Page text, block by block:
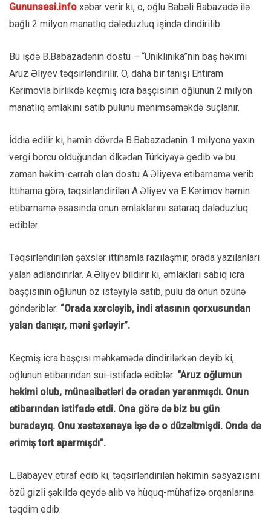
Gununsesi.info xəbər verir ki, o, oğlu Babəli Babazadə ilə
bağlı 2 milyon manatlıq dələduzluq işində dindirilib.
Bu işdə B.Babazadənin dostu – “Uniklinika”nın baş həkimi
Aruz Əliyev təqsirləndirilir. O, daha bir tanışı Ehtiram
Kərimovla birlikdə keçmiş icra başçısının oğlunun 2 milyon
manatlıq əmlakını satıb pulunu mənimsəməkdə suçlanır.
İddia edilir ki, həmin dövrdə B.Babazadənin 1 milyona yaxın
vergi borcu olduğundan ölkədən Türkiyəyə gedib və bu
zaman həkim-cərrah olan dostu A.Əliyevə etibarnamə verib.
İttihama görə, təqsirləndirilən A.Əliyev və E.Kərimov həmin
etibarnamə əsasında onun əmlaklarını sataraq dələduzluq
ediblər.
Təqsirləndirilən şəxslər ittihamla razılaşmır, orada yazılanları
yalan adlandırırlar. A.Əliyev bildirir ki, əmlakları sabiq icra
başçısının oğlunun öz istəyiylə satıb, pulu da onun özünə
göndəriblər: “Orada xərcləyib, indi atasının qorxusundan
yalan danışır, məni şərləyir”.
Keçmiş icra başçısı məhkəmədə dindirilərkən deyib ki,
oğlunun etibarından sui-istifadə ediblər: “Aruz oğlumun
həkimi olub, münasibətləri də oradan yaranmışdı. Onun
etibarından istifadə etdi. Ona görə də biz bu gün
buradayıq. Onu xəstəxanaya işə də o düzəltmişdi. Onda da
ərimiş tort aparmışdı”.
L.Babayev etiraf edib ki, təqsirləndirilən həkimin səsyazısını
özü gizli şəkildə qeydə alıb və hüquq-mühafizə orqanlarına
təqdim edib.